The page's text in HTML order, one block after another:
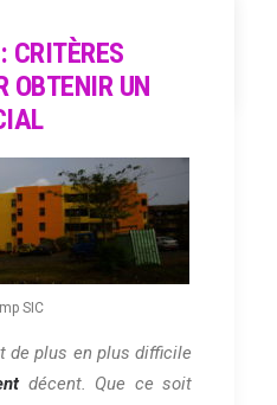
CRITÈRES
OBTENIR UN
SIC
de plus en plus difficile
décent. Que ce soit